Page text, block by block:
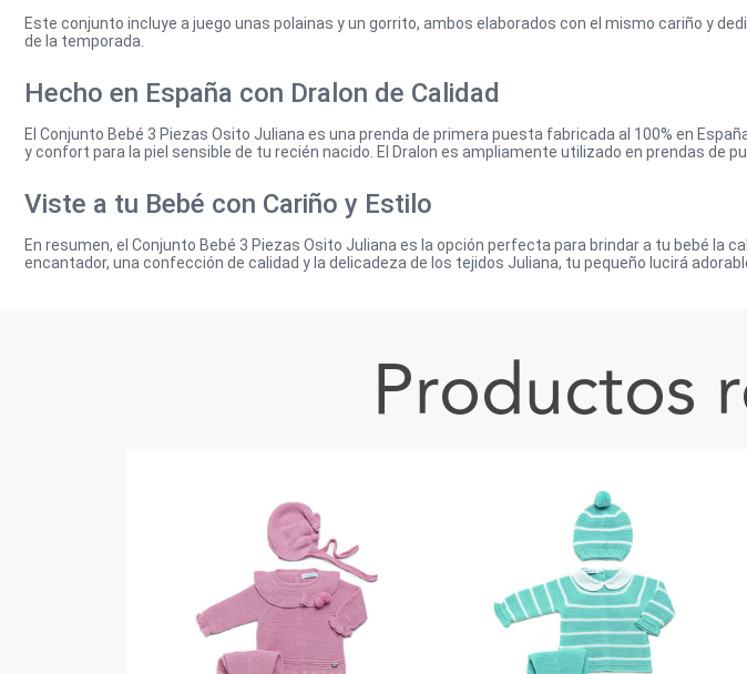
Este conjunto incluye a juego unas polainas y un gorrito, ambos elaborados con el mismo cariño y
de la temporada.
Hecho en España con Dralon de Calidad
El Conjunto Bebé 3 Piezas Osito Juliana es una prenda de primera puesta fabricada al 100% en
y confort para la piel sensible de tu recién nacido. El Dralon es ampliamente utilizado en prendas de
Viste a tu Bebé con Cariño y Estilo
En resumen, el Conjunto Bebé 3 Piezas Osito Juliana es la opción perfecta para brindar a tu bebé
encantador, una confección de calidad y la delicadeza de los tejidos Juliana, tu pequeño lucirá
Productos